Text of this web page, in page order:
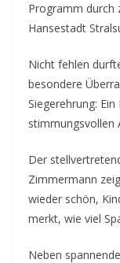
Programm durch
Hansestadt
Nicht fehlen
besondere
Siegerehrung:
stimmungsvollen
Der
Zimmermann
wieder schön,
merkt, wie viel
Neben